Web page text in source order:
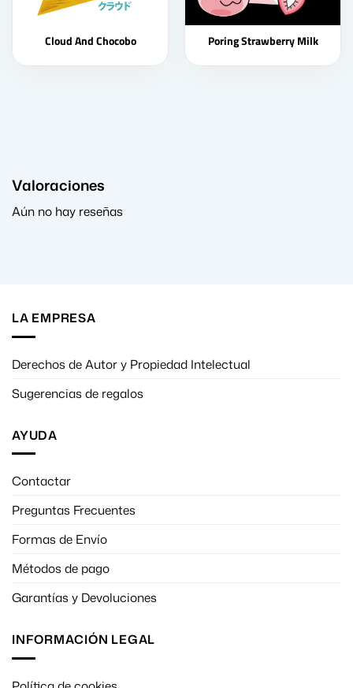
Cloud And Chocobo Poring Strawberry Milk
Valoraciones
Aún no hay reseñas
LA EMPRESA
Derechos de Autor y Propiedad Intelectual
Sugerencias de regalos
AYUDA
Contactar
Preguntas Frecuentes
Formas de Envío
Métodos de pago
Garantías y Devoluciones
INFORMACIÓN LEGAL